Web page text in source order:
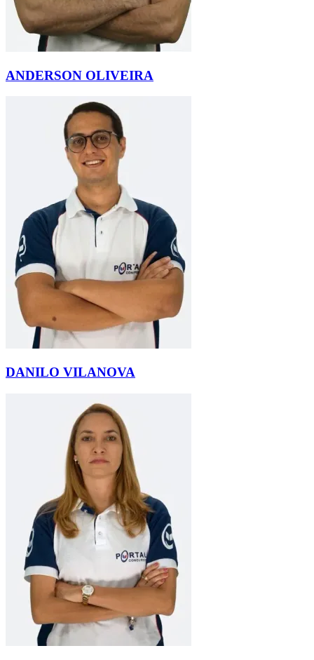
ANDERSON OLIVEIRA
DANILO VILANOVA